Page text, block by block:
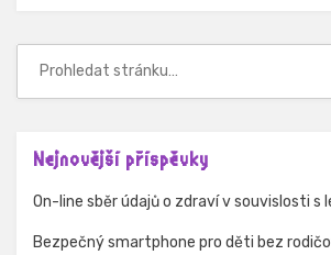
Nejnovější příspěvky
On-line sběr údajů o zdraví v souvislosti
Bezpečný smartphone pro děti bez